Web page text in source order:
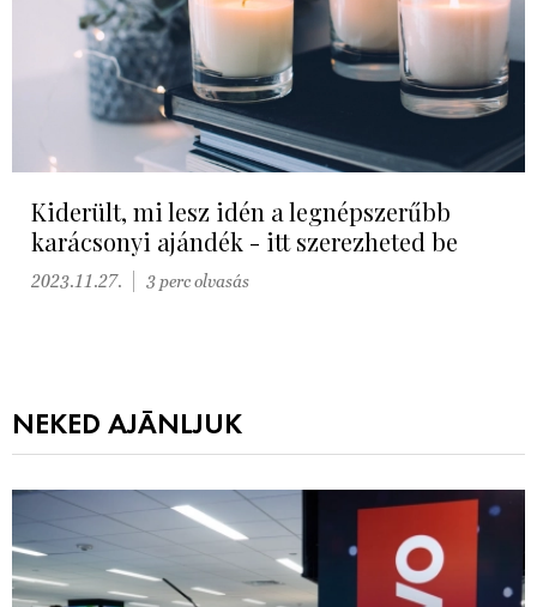
Kiderült, mi lesz idén a legnépszerűbb
karácsonyi ajándék - itt szerezheted be
2023.11.27. 3 perc olvasás
NEKED AJÁNLJUK